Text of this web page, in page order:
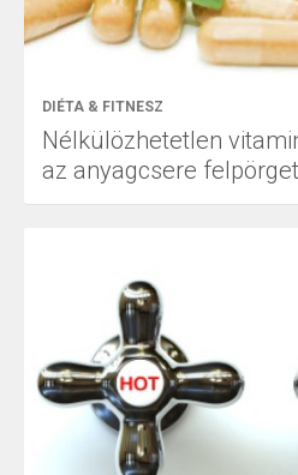
DIÉTA & FITNESZ
Nélkülözhetetlen
az anyagcsere